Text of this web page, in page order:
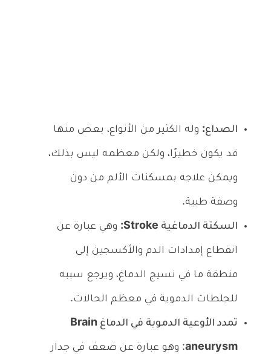
الصداع: وله الكثير من الأنواع، بعض منها
قد يكون خطيرًا، ولكن معظمه ليس بذلك،
ويمكن علاجه بمسكنات الألم من دون
وصفة طبية.
السكتة الدماغية Stroke: وهي عبارة عن
انقطاع إمدادات الدم والأكسجين إلى
منطقة ما في نسيج الدماغ، ويرجع سببه
للجلطات الدموية في معظم الحالات.
تمدد الأوعية الدموية في الدماغ Brain
aneurysm: وهو عبارة عن ضعف في جدار